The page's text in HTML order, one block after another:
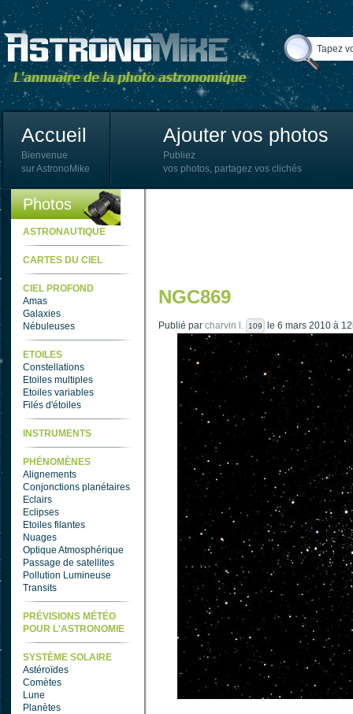
Accueil
Bienvenue
sur AstronoMike
Ajouter vos photos
Publiez
vos photos, partagez vos clichés
Photos
ASTRONAUTIQUE
CARTES DU CIEL
CIEL PROFOND
Amas
Galaxies
Nébuleuses
ETOILES
Constellations
Etoiles multiples
Etoiles variables
Filés d'étoiles
INSTRUMENTS
PHÉNOMÈNES
Alignements
Conjonctions planétaires
Eclairs
Eclipses
Etoiles filantes
Nuages
Optique Atmosphérique
Passage de satellites
Pollution Lumineuse
Transits
PRÉVISIONS MÉTÉO
POUR L'ASTRONOMIE
SYSTÈME SOLAIRE
Astéroïdes
Comètes
Lune
Planètes
NGC869
Publié par charvin l. 109 le 6 mars 2010 à